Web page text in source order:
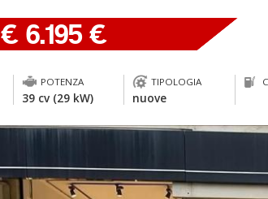
€ 6.195 €
POTENZA
39 cv (29 kW)
TIPOLOGIA
nuove